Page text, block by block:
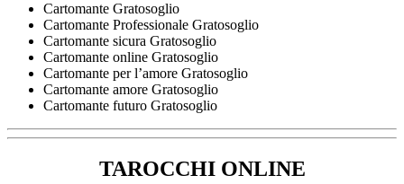
Cartomante Gratosoglio
Cartomante Professionale Gratosoglio
Cartomante sicura Gratosoglio
Cartomante online Gratosoglio
Cartomante per l’amore Gratosoglio
Cartomante amore Gratosoglio
Cartomante futuro Gratosoglio
TAROCCHI ONLINE